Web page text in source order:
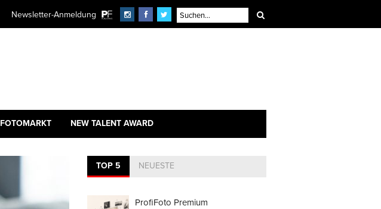
Newsletter-Anmeldung
FOTOMARKT NEW TALENT AWARD
TOP 5 NEUESTE
ProfiFoto Premium